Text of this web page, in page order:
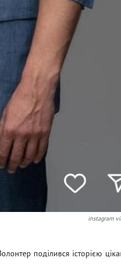
instagram
поділився історією